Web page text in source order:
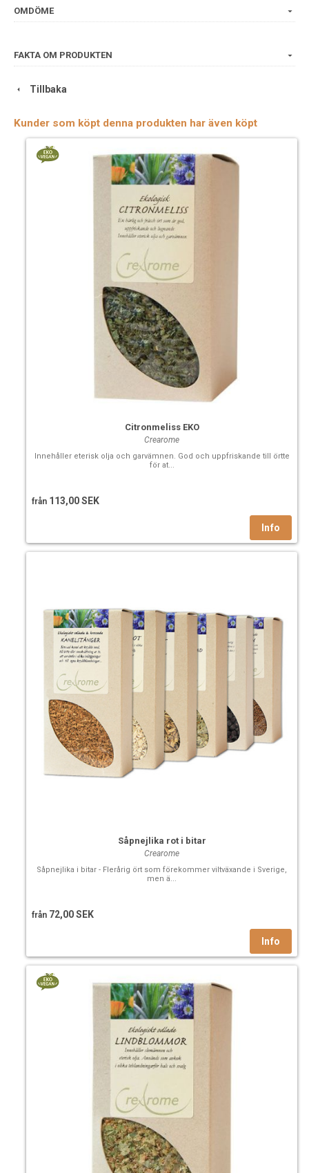
sedan användas på benen, på hemorrojder med mera. Ett
extrakt kan även göras med glycerol.
Växtdel: Frö
OMDÖME
FAKTA OM PRODUKTEN
Tillbaka
Kunder som köpt denna produkten har även köpt
Citronmeliss EKO
Crearome
Innehåller eterisk olja och garvämnen. God och uppfriskande till örtte
för at...
från 113,00 SEK
Såpnejlika rot i bitar
Crearome
Såpnejlika i bitar - Flerårig ört som förekommer viltväxande i Sverige,
men ä...
från 72,00 SEK